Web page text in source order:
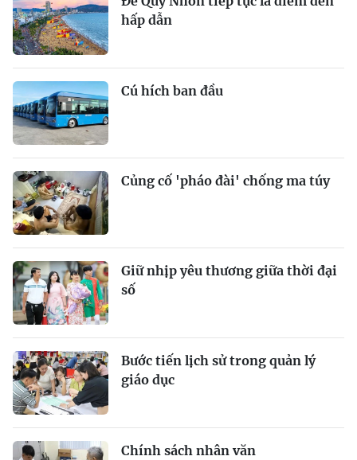
hấp dẫn
Cú hích ban đầu
Củng cố 'pháo đài' chống ma túy
Giữ nhịp yêu thương giữa thời đại
số
Bước tiến lịch sử trong quản lý
giáo dục
Chính sách nhân văn